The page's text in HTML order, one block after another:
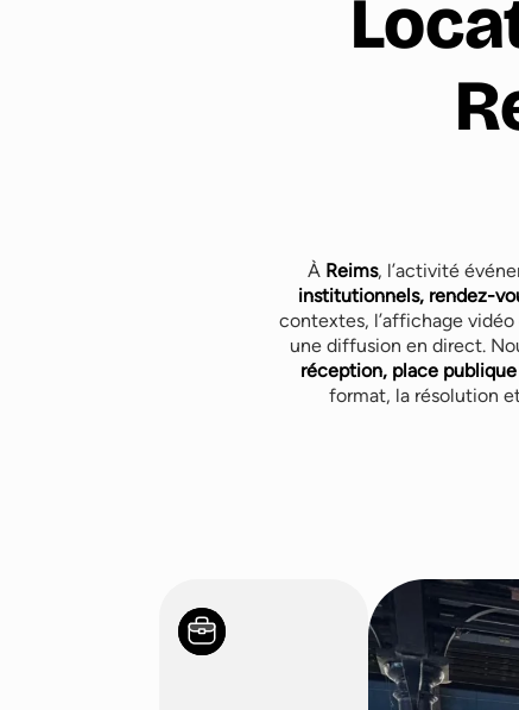
À Reims, l’activité
institutionnels, rendez-
contextes, l’affichage
une diffusion en direct.
réception, place
format, la résolution
Salons